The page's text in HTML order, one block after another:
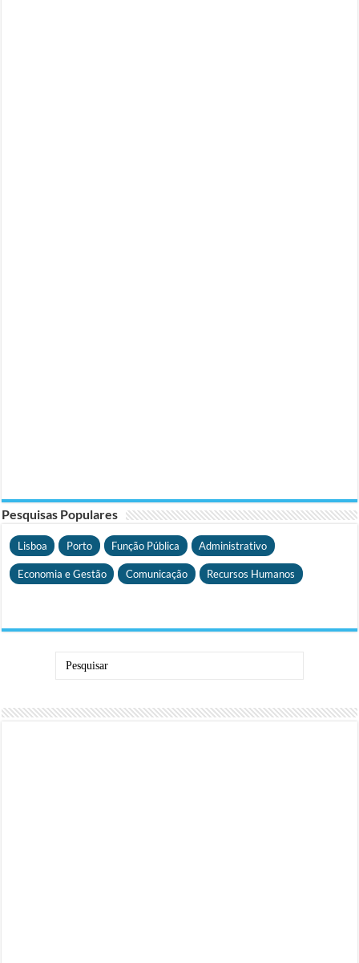
Pesquisas Populares
Lisboa Porto Função Pública Administrativo
Economia e Gestão Comunicação Recursos Humanos